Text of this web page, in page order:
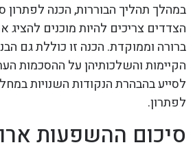
במהלך תהליך הבוררות, הכנה לפתרון
הצדדים צריכים להיות מוכנים להציג
ברורה וממוקדת. הכנה זו כוללת גם
הקיימות והשלכותיהן על ההסכמות
לסייע בהבהרת הנקודות השנויות
לפתרון.
סיכום ההשפעות